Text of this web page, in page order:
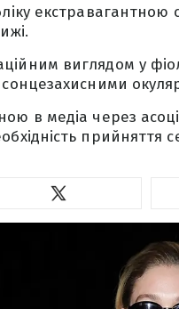
виглядом у
в медіа через
прийняття